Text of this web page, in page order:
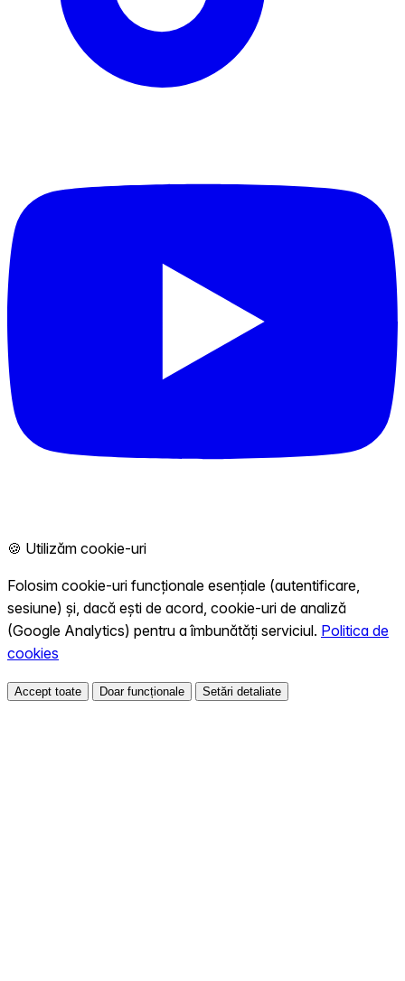
🍪 Utilizăm cookie-uri
Folosim cookie-uri funcționale esențiale (autentificare,
sesiune) și, dacă ești de acord, cookie-uri de analiză
(Google Analytics) pentru a îmbunătăți serviciul. Politica de
cookies
Accept toate Doar funcționale Setări detaliate